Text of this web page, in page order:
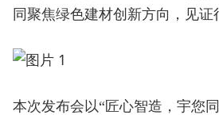
同聚焦绿色建材创新方向，见证
本次发布会以“匠心智造，宇您